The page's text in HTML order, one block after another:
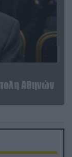
Αθηνών